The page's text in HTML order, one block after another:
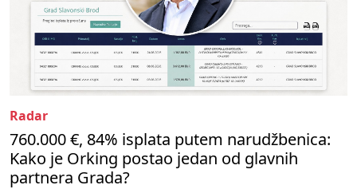
Radar
760.000 €, 84% isplata putem narudžbenica:
Kako je Orking postao jedan od glavnih
partnera Grada?